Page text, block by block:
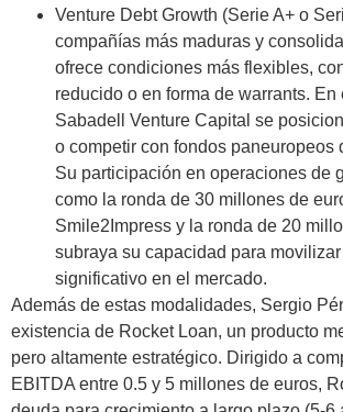
Venture Debt Growth (Serie A+ o
compañías más maduras y
ofrece condiciones más flexibles,
reducido o en forma de warrants. En
Sabadell Venture Capital se
o competir con fondos paneuropeos
Su participación en operaciones de
como la ronda de 30 millones de
Smile2Impress y la ronda de 20
subraya su capacidad para movilizar
significativo en el mercado.
Además de estas modalidades, Sergio
existencia de Rocket Loan, un producto
pero altamente estratégico. Dirigido a
EBITDA entre 0.5 y 5 millones de euros,